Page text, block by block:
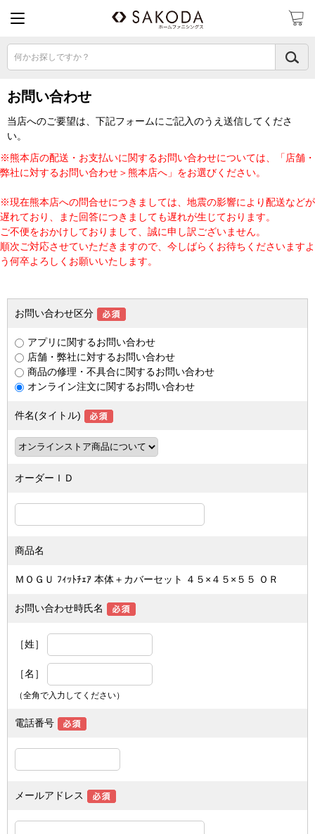
何かお探しですか？
お問い合わせ
当店へのご要望は、下記フォームにご記入のうえ送信してくださ
い。
※熊本店の配送・お支払いに関するお問い合わせについては、「店舗・
弊社に対するお問い合わせ＞熊本店へ」をお選びください。
※現在熊本店への問合せにつきましては、地震の影響により配送などが
遅れており、また回答につきましても遅れが生じております。
ご不便をおかけしておりまして、誠に申し訳ございません。
順次ご対応させていただきますので、今しばらくお待ちくださいますよ
う何卒よろしくお願いいたします。
お問い合わせ区分
アプリに関するお問い合わせ
店舗・弊社に対するお問い合わせ
商品の修理・不具合に関するお問い合わせ
オンライン注文に関するお問い合わせ
件名(タイトル)
オーダーＩＤ
商品名
ＭＯＧＵ ﾌｨｯﾄﾁｪｱ 本体＋カバーセット ４５×４５×５５ ＯＲ
お問い合わせ時氏名
［姓］
［名］
（全角で入力してください）
電話番号
メールアドレス